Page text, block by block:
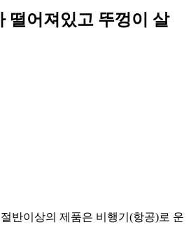
떨어져있고 뚜껑이 살
반이상의 제품은 비행기(항공)로 운